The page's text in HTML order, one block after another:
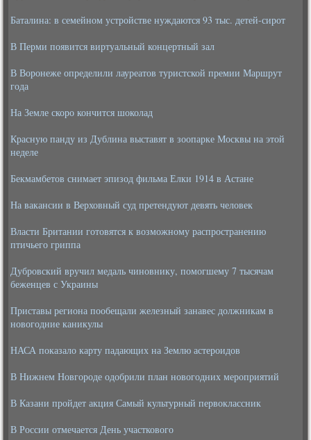
Баталина: в семейном устройстве нуждаются 93 тыс. детей-сирот
В Перми появится виртуальный концертный зал
В Воронеже определили лауреатов туристской премии Маршрут
года
На Земле скоро кончится шоколад
Красную панду из Дублина выставят в зоопарке Москвы на этой
неделе
Бекмамбетов снимает эпизод фильма Елки 1914 в Астане
На вакансии в Верховный суд претендуют девять человек
Власти Британии готовятся к возможному распространению
птичьего гриппа
Дубровский вручил медаль чиновнику, помогшему 7 тысячам
беженцев с Украины
Приставы региона пообещали железный занавес должникам в
новогодние каникулы
НАСА показало карту падающих на Землю астероидов
В Нижнем Новгороде одобрили план новогодних мероприятий
В Казани пройдет акция Самый культурный первоклассник
В России отмечается День участкового